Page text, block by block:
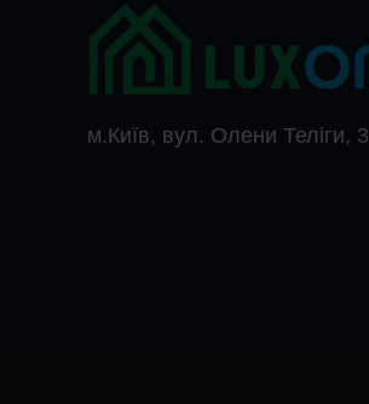
м.Київ, вул. Олени Теліги, 3